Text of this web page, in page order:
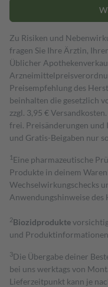
Zu Risiken und
fragen Sie Ihre Ärztin,
Üblicher
Preisempfehlung des
beinhalten die gesetzlich
zzgl. 3,95 €
frei. Preisänderungen
und Gratis-Beigaben nur
1 Eine pharmazeutische
Produkte in deinem
Wechselwirkungschecks
Anwendungshinweise des
2Biozidprodukte
und Produktinformationen
3Die Übergabe deiner
bei uns werktags von
Lieferzeitpunkt kann je